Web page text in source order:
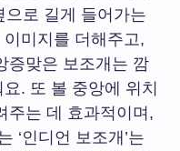
으로 길게 들어가는
미지를 더해주고,
증맞은 보조개는 깜
. 또 볼 중앙에 위치
주는 데 효과적이며,
‘인디언 보조개’는